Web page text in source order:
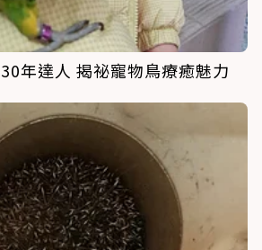
年達人 揭祕寵物鳥療癒魅力